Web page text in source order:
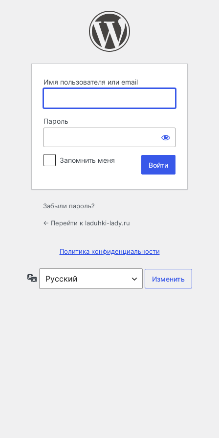
Имя пользователя или email
Пароль
Запомнить меня
Забыли пароль?
← Перейти к laduhki-lady.ru
Политика конфиденциальности
Язык